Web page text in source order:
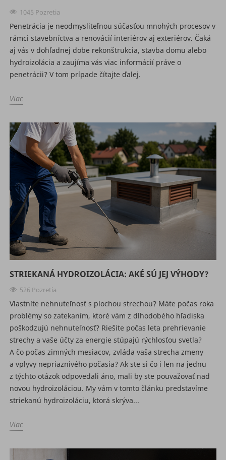
1045 Pozretia
Penetrácia je neodmysliteľnou súčasťou mnohých procesov v
rámci stavebníctva a renovácií interiérov aj exteriérov. Čaká
aj vás v dohľadnej dobe rekonštrukcia, stavba domu alebo
hydroizolácia a zaujíma vás viac informácií práve o
penetrácii? V tom prípade čítajte ďalej.
Viac
STRIEKANÁ HYDROIZOLÁCIA: AKÉ SÚ JEJ VÝHODY?
526 Pozretia
Vlastníte nehnuteľnosť s plochou strechou? Máte počas roka
problémy so zatekaním, ktoré vám z dlhodobého hľadiska
poškodzujú nehnuteľnosť? Riešite počas leta prehrievanie
strechy a vaše účty za energie stúpajú rýchlosťou svetla?
A čo počas zimných mesiacov, zvláda vaša strecha zmeny
a vplyvy nepriaznivého počasia? Ak ste si čo i len na jednu
z týchto otázok odpovedali áno, mali by ste pouvažovať nad
novou hydroizoláciou. My vám v tomto článku predstavíme
striekanú hydroizoláciu, ktorá skrýva...
Viac